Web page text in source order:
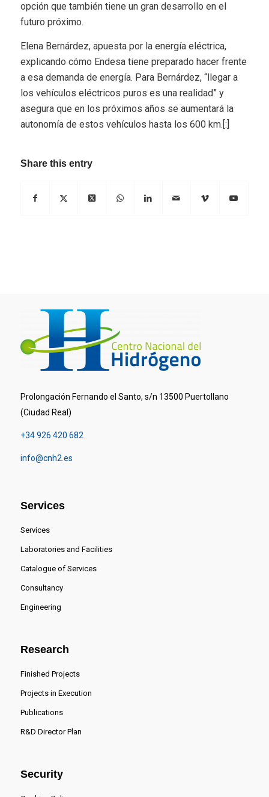
opción que también tiene un gran desarrollo en el
futuro próximo.
Elena Bernárdez, apuesta por la energía eléctrica,
explicando cómo Endesa tiene preparado hacer frente
a esa demanda de energía. Para Bernárdez, “llegar a
los vehículos eléctricos puros es una realidad” y
asegura que en los próximos años se aumentará la
autonomía de estos vehículos hasta los 600 km.[:]
Share this entry
Prolongación Fernando el Santo, s/n 13500 Puertollano
(Ciudad Real)
+34 926 420 682
info@cnh2.es
Services
Services
Laboratories and Facilities
Catalogue of Services
Consultancy
Engineering
Research
Finished Projects
Projects in Execution
Publications
R&D Director Plan
Security